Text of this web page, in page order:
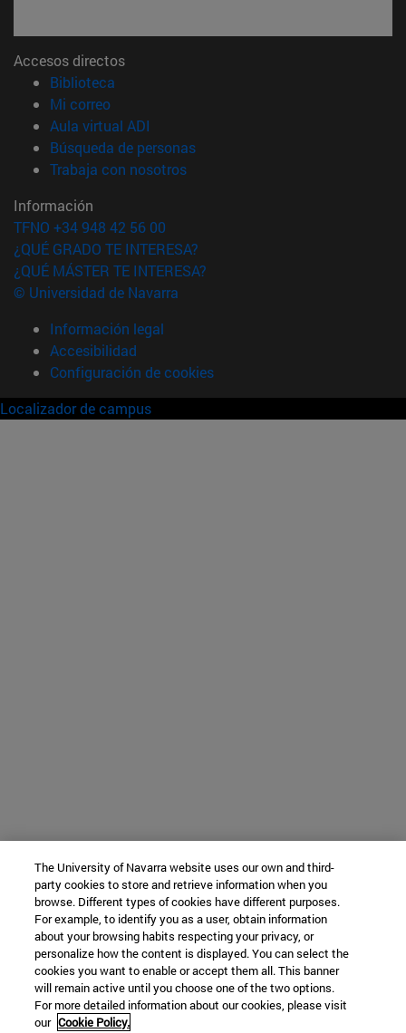
Accesos directos
Biblioteca
Mi correo(abre en nueva ventana)
Aula virtual ADI
Búsqueda de personas(abre en nueva ventana)
Trabaja con nosotros(abre en nueva ventana)
Información
TFNO +34 948 42 56 00
¿QUÉ GRADO TE INTERESA?
¿QUÉ MÁSTER TE INTERESA?
© Universidad de Navarra
Información legal
Accesibilidad
Configuración de cookies
Localizador de campus
The University of Navarra website uses our own and third-
party cookies to store and retrieve information when you
browse. Different types of cookies have different purposes.
For example, to identify you as a user, obtain information
about your browsing habits respecting your privacy, or
personalize how the content is displayed. You can select the
cookies you want to enable or accept them all. This banner
will remain active until you choose one of the two options.
For more detailed information about our cookies, please visit
our Cookie Policy.